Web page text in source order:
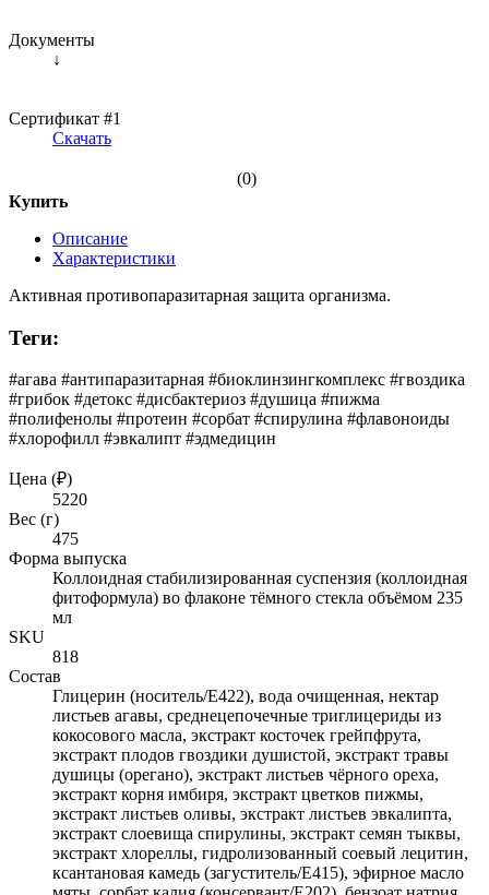
Документы
↓
Сертификат #1
Скачать
(0)
Купить
Описание
Характеристики
Активная противопаразитарная защита организма.
Теги:
#агава #антипаразитарная #биоклинзингкомплекс #гвоздика
#грибок #детокс #дисбактериоз #душица #пижма
#полифенолы #протеин #сорбат #спирулина #флавоноиды
#хлорофилл #эвкалипт #эдмедицин
Цена (₽)
5220
Вес (г)
475
Форма выпуска
Коллоидная стабилизированная суспензия (коллоидная
фитоформула) во флаконе тёмного стекла объёмом 235
мл
SKU
818
Состав
Глицерин (носитель/Е422), вода очищенная, нектар
листьев агавы, среднецепочечные триглицериды из
кокосового масла, экстракт косточек грейпфрута,
экстракт плодов гвоздики душистой, экстракт травы
душицы (орегано), экстракт листьев чёрного ореха,
экстракт корня имбиря, экстракт цветков пижмы,
экстракт листьев оливы, экстракт листьев эвкалипта,
экстракт слоевища спирулины, экстракт семян тыквы,
экстракт хлореллы, гидролизованный соевый лецитин,
ксантановая камедь (загуститель/Е415), эфирное масло